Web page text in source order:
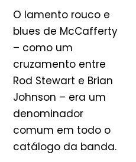
O lamento rouco e
blues de McCafferty
– como um
cruzamento entre
Rod Stewart e Brian
Johnson – era um
denominador
comum em todo o
catálogo da banda.